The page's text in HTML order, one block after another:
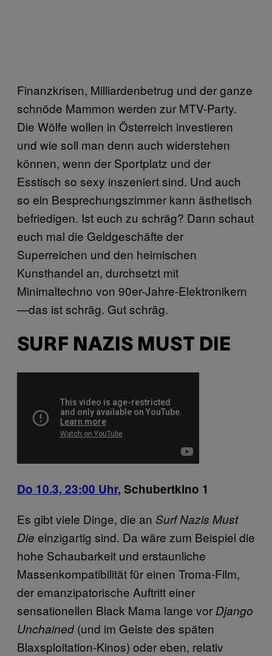
Finanzkrisen, Milliardenbetrug und der ganze
schnöde Mammon werden zur MTV-Party.
Die Wölfe wollen in Österreich investieren
und wie soll man denn auch widerstehen
können, wenn der Sportplatz und der
Esstisch so sexy inszeniert sind. Und auch
so ein Besprechungszimmer kann ästhetisch
befriedigen. Ist euch zu schräg? Dann schaut
euch mal die Geldgeschäfte der
Superreichen und den heimischen
Kunsthandel an, durchsetzt mit
Minimaltechno von 90er-Jahre-Elektronikern
—das ist schräg. Gut schräg.
SURF NAZIS MUST DIE
Do 10.3, 23:00 Uhr, Schubertkino 1
Es gibt viele Dinge, die an Surf Nazis Must
Die einzigartig sind. Da wäre zum Beispiel die
hohe Schaubarkeit und erstaunliche
Massenkompatibilität für einen Troma-Film,
der emanzipatorische Auftritt einer
sensationellen Black Mama lange vor Django
Unchained(und im Geiste des späten
Blaxsploitation-Kinos) oder eben, relativ